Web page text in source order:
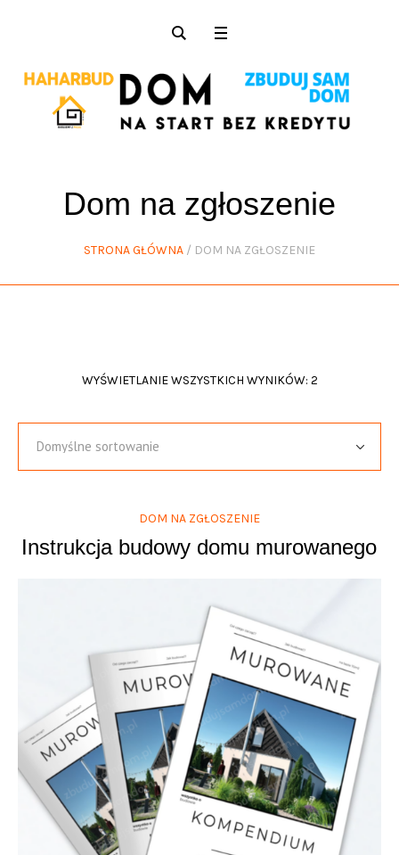
Dom na zgłoszenie
STRONA GŁÓWNA / DOM NA ZGŁOSZENIE
WYŚWIETLANIE WSZYSTKICH WYNIKÓW: 2
DOM NA ZGŁOSZENIE
Instrukcja budowy domu murowanego